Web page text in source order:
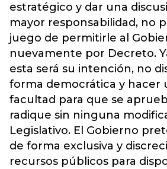
estratégico y dar una
mayor responsabilidad, no
juego de permitirle al
nuevamente por Decreto.
esta será su intención, no
forma democrática y hacer
facultad para que se
radique sin ninguna
Legislativo. El Gobierno
de forma exclusiva y
recursos públicos para